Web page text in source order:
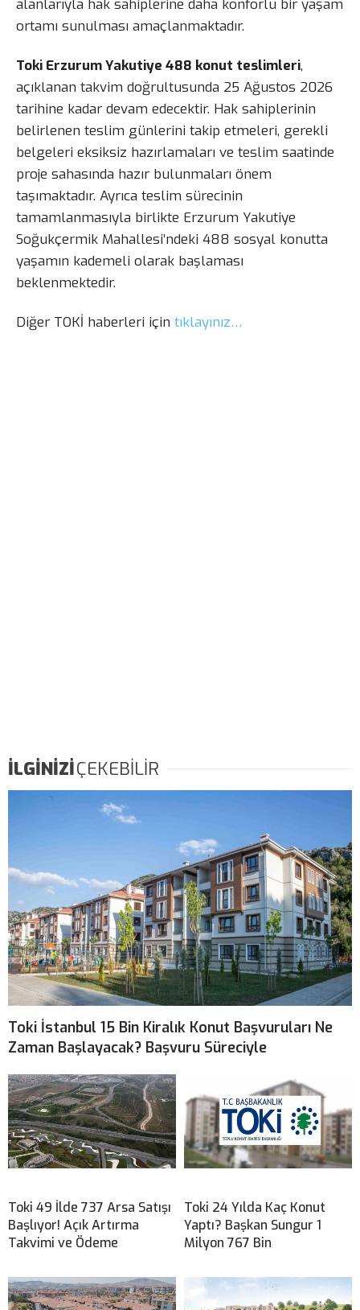
alanlarıyla hak sahiplerine daha konforlu bir yaşam
ortamı sunulması amaçlanmaktadır.
Toki Erzurum Yakutiye 488 konut teslimleri,
açıklanan takvim doğrultusunda 25 Ağustos 2026
tarihine kadar devam edecektir. Hak sahiplerinin
belirlenen teslim günlerini takip etmeleri, gerekli
belgeleri eksiksiz hazırlamaları ve teslim saatinde
proje sahasında hazır bulunmaları önem
taşımaktadır. Ayrıca teslim sürecinin
tamamlanmasıyla birlikte Erzurum Yakutiye
Soğukçermik Mahallesi’ndeki 488 sosyal konutta
yaşamın kademeli olarak başlaması
beklenmektedir.
Diğer TOKİ haberleri için tıklayınız…
İLGİNİZİÇEKEBİLİR
Toki İstanbul 15 Bin Kiralık Konut Başvuruları Ne
Zaman Başlayacak? Başvuru Süreciyle
Toki 49 İlde 737 Arsa Satışı
Başlıyor! Açık Artırma
Takvimi ve Ödeme
Toki 24 Yılda Kaç Konut
Yaptı? Başkan Sungur 1
Milyon 767 Bin